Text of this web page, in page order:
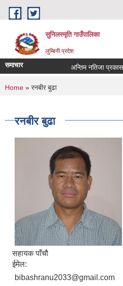
Skip to main content
सुनिलस्मृति गाउँपालिका
लुम्बिनी प्रदेश
समाचार अन्तिम नतिजा प्रकासन
You are here
Home » रनबीर बुढा
रनबीर बुढा
सहायक पाँचौ
ईमेल:
bibashranu2033@gmail.com